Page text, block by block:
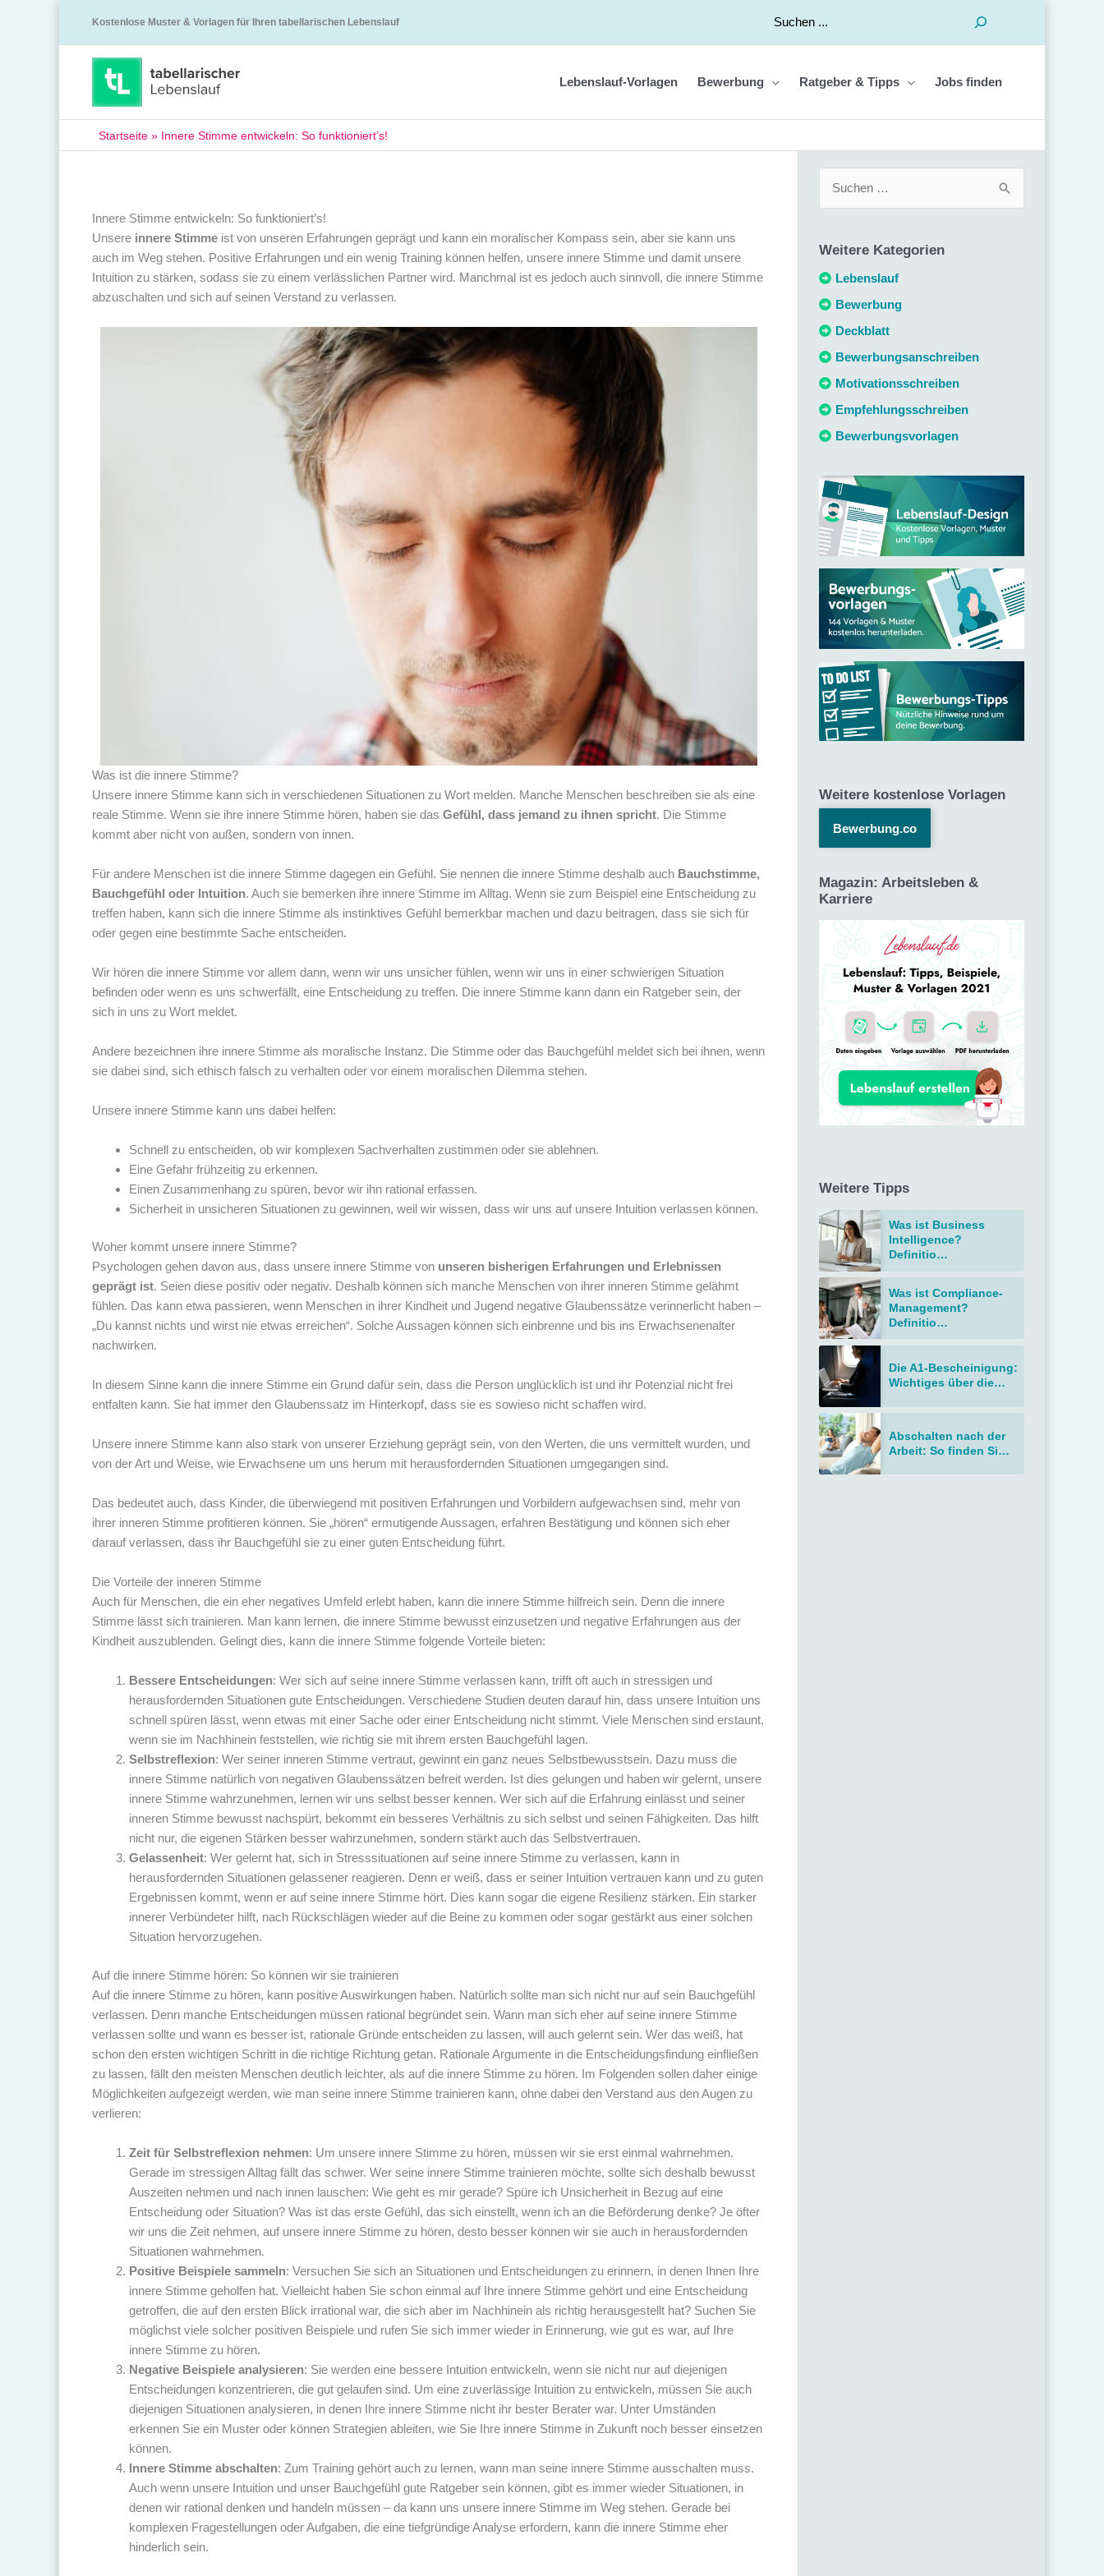
Kostenlose Muster & Vorlagen für Ihren tabellarischen Lebenslauf
Suchen
Lebenslauf-Vorlagen Bewerbung Ratgeber & Tipps Jobs finden
Startseite » Innere Stimme entwickeln: So funktioniert’s!
Innere Stimme entwickeln: So funktioniert’s!
Unsere innere Stimme ist von unseren Erfahrungen geprägt und kann ein moralischer Kompass sein, aber sie kann uns
auch im Weg stehen. Positive Erfahrungen und ein wenig Training können helfen, unsere innere Stimme und damit unsere
Intuition zu stärken, sodass sie zu einem verlässlichen Partner wird. Manchmal ist es jedoch auch sinnvoll, die innere Stimme
abzuschalten und sich auf seinen Verstand zu verlassen.
Was ist die innere Stimme?
Unsere innere Stimme kann sich in verschiedenen Situationen zu Wort melden. Manche Menschen beschreiben sie als eine
reale Stimme. Wenn sie ihre innere Stimme hören, haben sie das Gefühl, dass jemand zu ihnen spricht. Die Stimme
kommt aber nicht von außen, sondern von innen.
Für andere Menschen ist die innere Stimme dagegen ein Gefühl. Sie nennen die innere Stimme deshalb auch Bauchstimme,
Bauchgefühl oder Intuition. Auch sie bemerken ihre innere Stimme im Alltag. Wenn sie zum Beispiel eine Entscheidung zu
treffen haben, kann sich die innere Stimme als instinktives Gefühl bemerkbar machen und dazu beitragen, dass sie sich für
oder gegen eine bestimmte Sache entscheiden.
Wir hören die innere Stimme vor allem dann, wenn wir uns unsicher fühlen, wenn wir uns in einer schwierigen Situation
befinden oder wenn es uns schwerfällt, eine Entscheidung zu treffen. Die innere Stimme kann dann ein Ratgeber sein, der
sich in uns zu Wort meldet.
Andere bezeichnen ihre innere Stimme als moralische Instanz. Die Stimme oder das Bauchgefühl meldet sich bei ihnen, wenn
sie dabei sind, sich ethisch falsch zu verhalten oder vor einem moralischen Dilemma stehen.
Unsere innere Stimme kann uns dabei helfen:
Schnell zu entscheiden, ob wir komplexen Sachverhalten zustimmen oder sie ablehnen.
Eine Gefahr frühzeitig zu erkennen.
Einen Zusammenhang zu spüren, bevor wir ihn rational erfassen.
Sicherheit in unsicheren Situationen zu gewinnen, weil wir wissen, dass wir uns auf unsere Intuition verlassen können.
Woher kommt unsere innere Stimme?
Psychologen gehen davon aus, dass unsere innere Stimme von unseren bisherigen Erfahrungen und Erlebnissen
geprägt ist. Seien diese positiv oder negativ. Deshalb können sich manche Menschen von ihrer inneren Stimme gelähmt
fühlen. Das kann etwa passieren, wenn Menschen in ihrer Kindheit und Jugend negative Glaubenssätze verinnerlicht haben –
„Du kannst nichts und wirst nie etwas erreichen“. Solche Aussagen können sich einbrenne und bis ins Erwachsenenalter
nachwirken.
In diesem Sinne kann die innere Stimme ein Grund dafür sein, dass die Person unglücklich ist und ihr Potenzial nicht frei
entfalten kann. Sie hat immer den Glaubenssatz im Hinterkopf, dass sie es sowieso nicht schaffen wird.
Unsere innere Stimme kann also stark von unserer Erziehung geprägt sein, von den Werten, die uns vermittelt wurden, und
von der Art und Weise, wie Erwachsene um uns herum mit herausfordernden Situationen umgegangen sind.
Das bedeutet auch, dass Kinder, die überwiegend mit positiven Erfahrungen und Vorbildern aufgewachsen sind, mehr von
ihrer inneren Stimme profitieren können. Sie „hören“ ermutigende Aussagen, erfahren Bestätigung und können sich eher
darauf verlassen, dass ihr Bauchgefühl sie zu einer guten Entscheidung führt.
Die Vorteile der inneren Stimme
Auch für Menschen, die ein eher negatives Umfeld erlebt haben, kann die innere Stimme hilfreich sein. Denn die innere
Stimme lässt sich trainieren. Man kann lernen, die innere Stimme bewusst einzusetzen und negative Erfahrungen aus der
Kindheit auszublenden. Gelingt dies, kann die innere Stimme folgende Vorteile bieten:
Bessere Entscheidungen: Wer sich auf seine innere Stimme verlassen kann, trifft oft auch in stressigen und
herausfordernden Situationen gute Entscheidungen. Verschiedene Studien deuten darauf hin, dass unsere Intuition uns
schnell spüren lässt, wenn etwas mit einer Sache oder einer Entscheidung nicht stimmt. Viele Menschen sind erstaunt,
wenn sie im Nachhinein feststellen, wie richtig sie mit ihrem ersten Bauchgefühl lagen.
Selbstreflexion: Wer seiner inneren Stimme vertraut, gewinnt ein ganz neues Selbstbewusstsein. Dazu muss die
innere Stimme natürlich von negativen Glaubenssätzen befreit werden. Ist dies gelungen und haben wir gelernt, unsere
innere Stimme wahrzunehmen, lernen wir uns selbst besser kennen. Wer sich auf die Erfahrung einlässt und seiner
inneren Stimme bewusst nachspürt, bekommt ein besseres Verhältnis zu sich selbst und seinen Fähigkeiten. Das hilft
nicht nur, die eigenen Stärken besser wahrzunehmen, sondern stärkt auch das Selbstvertrauen.
Gelassenheit: Wer gelernt hat, sich in Stresssituationen auf seine innere Stimme zu verlassen, kann in
herausfordernden Situationen gelassener reagieren. Denn er weiß, dass er seiner Intuition vertrauen kann und zu guten
Ergebnissen kommt, wenn er auf seine innere Stimme hört. Dies kann sogar die eigene Resilienz stärken. Ein starker
innerer Verbündeter hilft, nach Rückschlägen wieder auf die Beine zu kommen oder sogar gestärkt aus einer solchen
Situation hervorzugehen.
Auf die innere Stimme hören: So können wir sie trainieren
Auf die innere Stimme zu hören, kann positive Auswirkungen haben. Natürlich sollte man sich nicht nur auf sein Bauchgefühl
verlassen. Denn manche Entscheidungen müssen rational begründet sein. Wann man sich eher auf seine innere Stimme
verlassen sollte und wann es besser ist, rationale Gründe entscheiden zu lassen, will auch gelernt sein. Wer das weiß, hat
schon den ersten wichtigen Schritt in die richtige Richtung getan. Rationale Argumente in die Entscheidungsfindung einfließen
zu lassen, fällt den meisten Menschen deutlich leichter, als auf die innere Stimme zu hören. Im Folgenden sollen daher einige
Möglichkeiten aufgezeigt werden, wie man seine innere Stimme trainieren kann, ohne dabei den Verstand aus den Augen zu
verlieren:
Zeit für Selbstreflexion nehmen: Um unsere innere Stimme zu hören, müssen wir sie erst einmal wahrnehmen.
Gerade im stressigen Alltag fällt das schwer. Wer seine innere Stimme trainieren möchte, sollte sich deshalb bewusst
Auszeiten nehmen und nach innen lauschen: Wie geht es mir gerade? Spüre ich Unsicherheit in Bezug auf eine
Entscheidung oder Situation? Was ist das erste Gefühl, das sich einstellt, wenn ich an die Beförderung denke? Je öfter
wir uns die Zeit nehmen, auf unsere innere Stimme zu hören, desto besser können wir sie auch in herausfordernden
Situationen wahrnehmen.
Positive Beispiele sammeln: Versuchen Sie sich an Situationen und Entscheidungen zu erinnern, in denen Ihnen Ihre
innere Stimme geholfen hat. Vielleicht haben Sie schon einmal auf Ihre innere Stimme gehört und eine Entscheidung
getroffen, die auf den ersten Blick irrational war, die sich aber im Nachhinein als richtig herausgestellt hat? Suchen Sie
möglichst viele solcher positiven Beispiele und rufen Sie sich immer wieder in Erinnerung, wie gut es war, auf Ihre
innere Stimme zu hören.
Negative Beispiele analysieren: Sie werden eine bessere Intuition entwickeln, wenn sie nicht nur auf diejenigen
Entscheidungen konzentrieren, die gut gelaufen sind. Um eine zuverlässige Intuition zu entwickeln, müssen Sie auch
diejenigen Situationen analysieren, in denen Ihre innere Stimme nicht ihr bester Berater war. Unter Umständen
erkennen Sie ein Muster oder können Strategien ableiten, wie Sie Ihre innere Stimme in Zukunft noch besser einsetzen
können.
Innere Stimme abschalten: Zum Training gehört auch zu lernen, wann man seine innere Stimme ausschalten muss.
Auch wenn unsere Intuition und unser Bauchgefühl gute Ratgeber sein können, gibt es immer wieder Situationen, in
denen wir rational denken und handeln müssen – da kann uns unsere innere Stimme im Weg stehen. Gerade bei
komplexen Fragestellungen oder Aufgaben, die eine tiefgründige Analyse erfordern, kann die innere Stimme eher
hinderlich sein.
h
e
n
n
a
c
h
Weitere Kategorien
Lebenslauf
Bewerbung
Deckblatt
Bewerbungsanschreiben
Motivationsschreiben
Empfehlungsschreiben
Bewerbungsvorlagen
Weitere kostenlose Vorlagen
Bewerbung.co
Magazin: Arbeitsleben &
Karriere
Weitere Tipps
Was ist Business
Intelligence?
Definitio…
Was ist Compliance-
Management?
Definitio…
Die A1-Bescheinigung:
Wichtiges über die…
Abschalten nach der
Arbeit: So finden Si…